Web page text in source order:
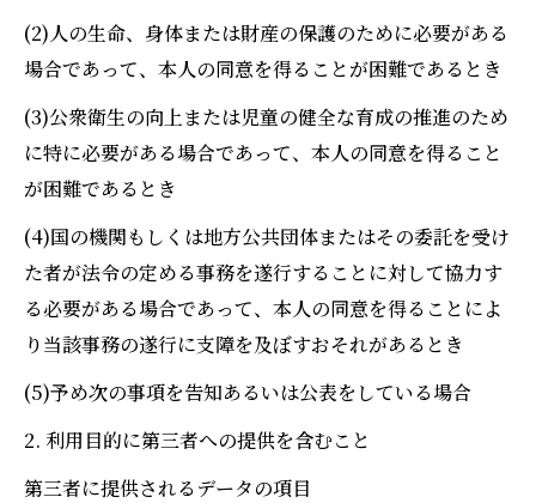
(2)人の生命、身体または財産の保護のために必要がある
場合であって、本人の同意を得ることが困難であるとき
(3)公衆衛生の向上または児童の健全な育成の推進のため
に特に必要がある場合であって、本人の同意を得ること
が困難であるとき
(4)国の機関もしくは地方公共団体またはその委託を受け
た者が法令の定める事務を遂行することに対して協力す
る必要がある場合であって、本人の同意を得ることによ
り当該事務の遂行に支障を及ぼすおそれがあるとき
(5)予め次の事項を告知あるいは公表をしている場合
2. 利用目的に第三者への提供を含むこと
第三者に提供されるデータの項目